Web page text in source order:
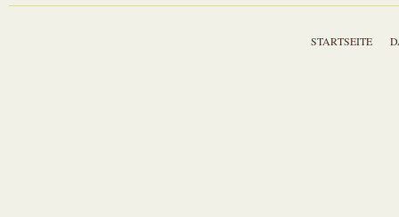
STARTSEITE